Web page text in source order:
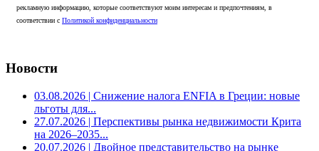
рекламную информацию, которые соответствуют моим интересам и предпочтениям, в
соответствии с Политикой конфиденциальности
Новости
03.08.2026 | Снижение налога ENFIA в Греции: новые
льготы для...
27.07.2026 | Перспективы рынка недвижимости Крита
на 2026–2035...
20.07.2026 | Двойное представительство на рынке